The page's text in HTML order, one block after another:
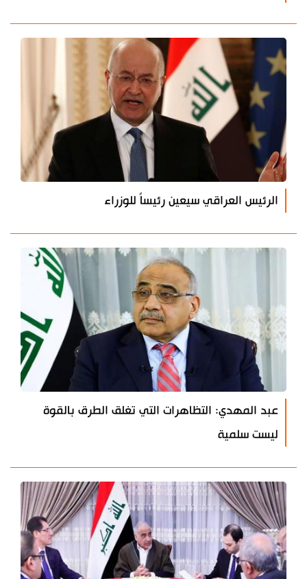
الرئيس العراقي سيعين رئيساً للوزراء
عبد المهدي: التظاهرات التي تغلق الطرق بالقوة
ليست سلمية